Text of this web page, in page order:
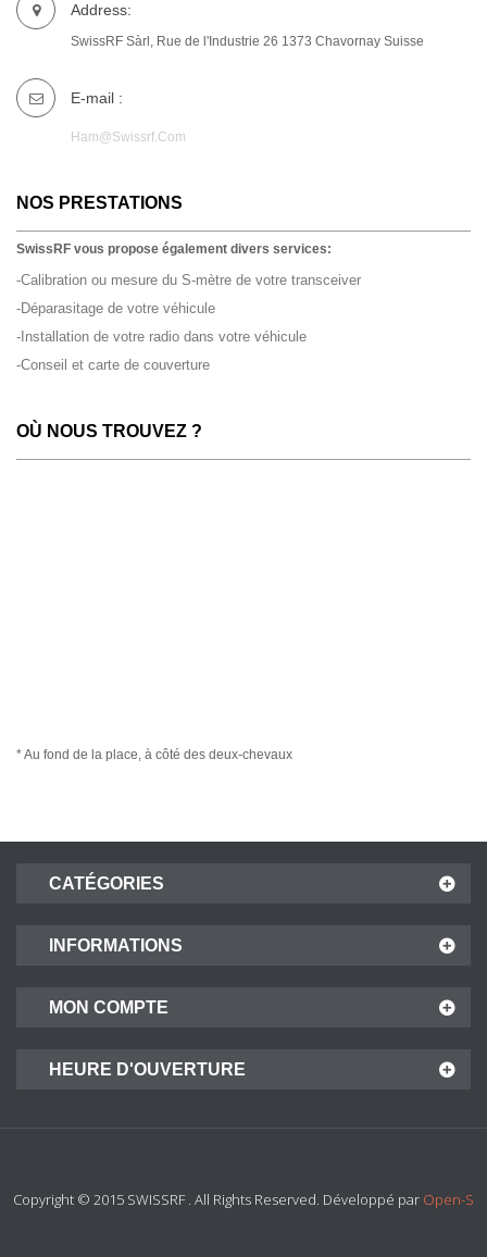
Address:
SwissRF Sàrl, Rue de l'Industrie 26 1373 Chavornay Suisse
E-mail :
Ham@swissrf.com
NOS PRESTATIONS
SwissRF vous propose également divers services:
-Calibration ou mesure du S-mètre de votre transceiver
-Déparasitage de votre véhicule
-Installation de votre radio dans votre véhicule
-Conseil et carte de couverture
OÙ NOUS TROUVEZ ?
* Au fond de la place, à côté des deux-chevaux
CATÉGORIES
INFORMATIONS
MON COMPTE
HEURE D'OUVERTURE
Copyright © 2015 SWISSRF . All Rights Reserved. Développé par Open-S